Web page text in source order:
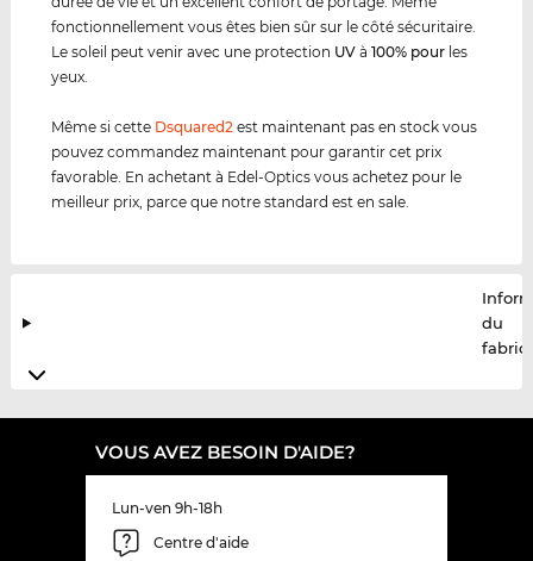
fonctionnellement vous êtes bien sûr sur le côté sécuritaire.
Le soleil peut venir avec une protection UV à100% pour les
yeux.
Même si cette Dsquared2 est maintenant pas en stock vous
pouvez commandez maintenant pour garantir cet prix
favorable. En achetant à Edel-Optics vous achetez pour le
meilleur prix, parce que notre standard est en sale.
du
VOUS AVEZ BESOIN D'AIDE?
Lun-ven 9h-18h
Centre d'aide